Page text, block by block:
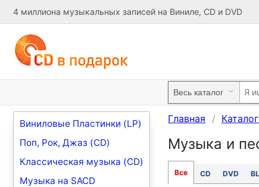
4 миллиона музыкальных записей на Виниле, CD и DVD
Виниловые Пластинки (LP)
Поп, Рок, Джаз (CD)
Классическая музыка (CD)
Музыка на SACD
Главная
Музыка и
Все CD DVD